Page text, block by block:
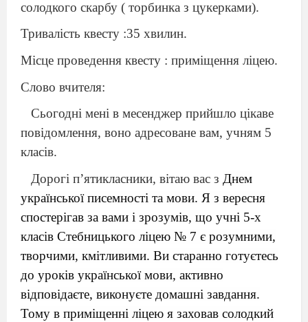
солодкого скарбу ( торбинка з цукерками).
Тривалість квесту :35 хвилин.
Місце проведення квесту : приміщення ліцею.
Слово вчителя:
Сьогодні мені в месенджер прийшло цікаве
повідомлення, воно адресоване вам, учням 5
класів.
Дорогі п’ятикласники, вітаю вас з Днем
української писемності та мови. Я з вересня
спостерігав за вами і зрозумів, що учні 5-х
класів Стебницького ліцею № 7 є розумними,
творчими, кмітливими. Ви старанно готуєтесь
до уроків української мови, активно
відповідаєте, виконуєте домашні завдання.
Тому в приміщенні ліцею я заховав солодкий